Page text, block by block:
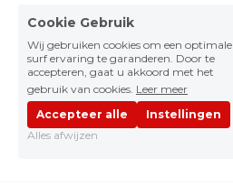
Cookie Gebruik
Wij gebruiken cookies om een optimale
surf ervaring te garanderen. Door te
accepteren, gaat u akkoord met het
gebruik van cookies. Leer meer
Accepteer alle
Instellingen
Alles afwijzen